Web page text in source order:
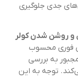
جدی جلوگیری
روشن شدن کولر
فوری محسوب
به بررسی
توجه به این